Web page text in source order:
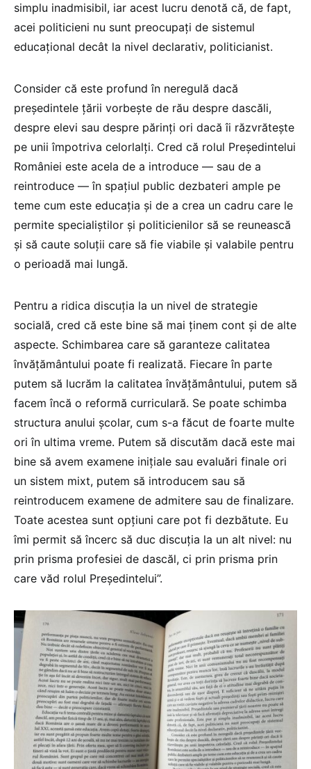
simplu inadmisibil, iar acest lucru denotă că, de fapt,
acei politicieni nu sunt preocupați de sistemul
educațional decât la nivel declarativ, politicianist.
Consider că este profund în neregulă dacă
președintele țării vorbește de rău despre dascăli,
despre elevi sau despre părinți ori dacă îi răzvrătește
pe unii împotriva celorlalți. Cred că rolul Președintelui
României este acela de a introduce — sau de a
reintroduce — în spațiul public dezbateri ample pe
teme cum este educația și de a crea un cadru care le
permite specialiștilor și politicienilor să se reunească
și să caute soluții care să fie viabile și valabile pentru
o perioadă mai lungă.
Pentru a ridica discuția la un nivel de strategie
socială, cred că este bine să mai ținem cont și de alte
aspecte. Schimbarea care să garanteze calitatea
învățământului poate fi realizată. Fiecare în parte
putem să lucrăm la calitatea învățământului, putem să
facem încă o reformă curriculară. Se poate schimba
structura anului școlar, cum s-a făcut de foarte multe
ori în ultima vreme. Putem să discutăm dacă este mai
bine să avem examene inițiale sau evaluări finale ori
un sistem mixt, putem să introducem sau să
reintroducem examene de admitere sau de finalizare.
Toate acestea sunt opțiuni care pot fi dezbătute. Eu
îmi permit să încerc să duc discuția la un alt nivel: nu
prin prisma profesiei de dascăl, ci prin prisma prin
care văd rolul Președintelui”.